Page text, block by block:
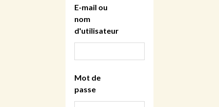
E-mail ou
nom
d'utilisateur
Mot de
passe